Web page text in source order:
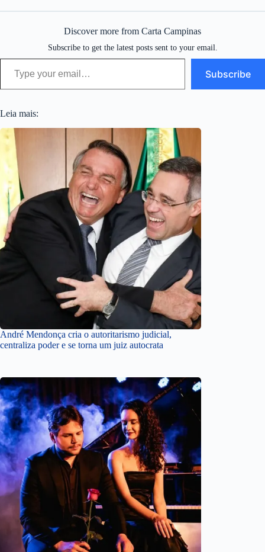
Discover more from Carta Campinas
Subscribe to get the latest posts sent to your email.
Type your email…
Subscribe
Leia mais:
André Mendonça cria o autoritarismo judicial,
centraliza poder e se torna um juiz autocrata